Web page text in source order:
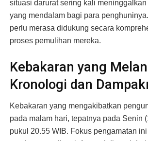
situasi darurat sering kali
yang mendalam bagi para
perlu merasa didukung secara
proses pemulihan mereka.
Kebakaran yang
Kronologi dan
Kebakaran yang mengakibatkan
pada malam hari, tepatnya pada Senin
pukul 20.55 WIB. Fokus pengamatan